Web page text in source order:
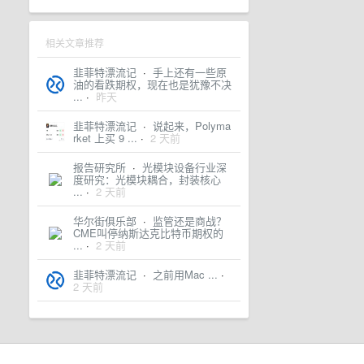
相关文章推荐
韭菲特漂流记 · 手上还有一些原
油的看跌期权，现在也是犹豫不决
... · 昨天
韭菲特漂流记 · 说起来，Polyma
rket 上买 9 ... · 2 天前
报告研究所 · 光模块设备行业深
度研究：光模块耦合，封装核心
... · 2 天前
华尔街俱乐部 · 监管还是商战？
CME叫停纳斯达克比特币期权的
... · 2 天前
韭菲特漂流记 · 之前用Mac ... ·
2 天前